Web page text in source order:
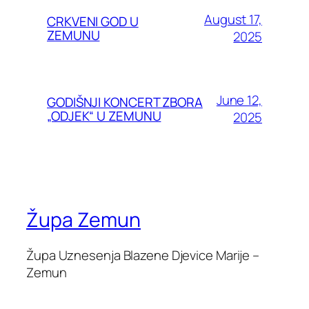
CRKVENI GOD U
ZEMUNU
August 17,
2025
GODIŠNJI KONCERT ZBORA
„ODJEK“ U ZEMUNU
June 12,
2025
Župa Zemun
Župa Uznesenja Blazene Djevice Marije –
Zemun